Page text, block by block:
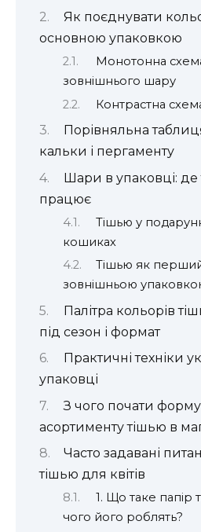
Як поєднувати
основною упаковкою
Монотонна
зовнішнього шару
Контрастна
Порівняльна
кальки і пергаменту
Шари в упаковці: де
працює
Тішью у
кошиках
Тішью як
зовнішньою
Палітра кольорів
під сезон і формат
Практичні техніки
упаковці
З чого почати
асортименту тішью в
Часто задавані
тішью для квітів
1. Що таке папір
чого його роблять?